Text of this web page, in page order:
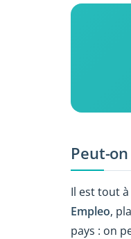
Peut-
Il est tout
Empleo,
pays : on